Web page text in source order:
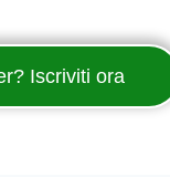
Iscriviti ora